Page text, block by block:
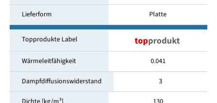
Lieferform Platte
Topprodukte Label
Wärmeleitfähigkeit 0.041
Dampfdiffusionswiderstand 3